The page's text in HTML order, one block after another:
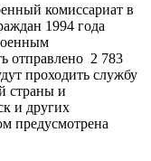
комиссариат в
1994 года
отправлено 2 783
проходить службу
страны и
и других
предусмотрена